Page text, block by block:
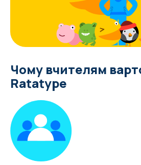
Чому вчителям
Ratatype